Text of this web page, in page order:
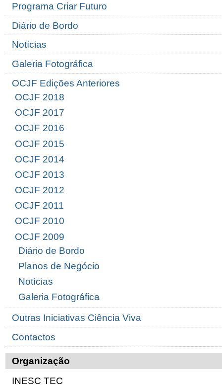
Programa Criar Futuro
Diário de Bordo
Notícias
Galeria Fotográfica
OCJF Edições Anteriores
OCJF 2018
OCJF 2017
OCJF 2016
OCJF 2015
OCJF 2014
OCJF 2013
OCJF 2012
OCJF 2011
OCJF 2010
OCJF 2009
Diário de Bordo
Planos de Negócio
Notícias
Galeria Fotográfica
Outras Iniciativas Ciência Viva
Contactos
Organização
INESC TEC